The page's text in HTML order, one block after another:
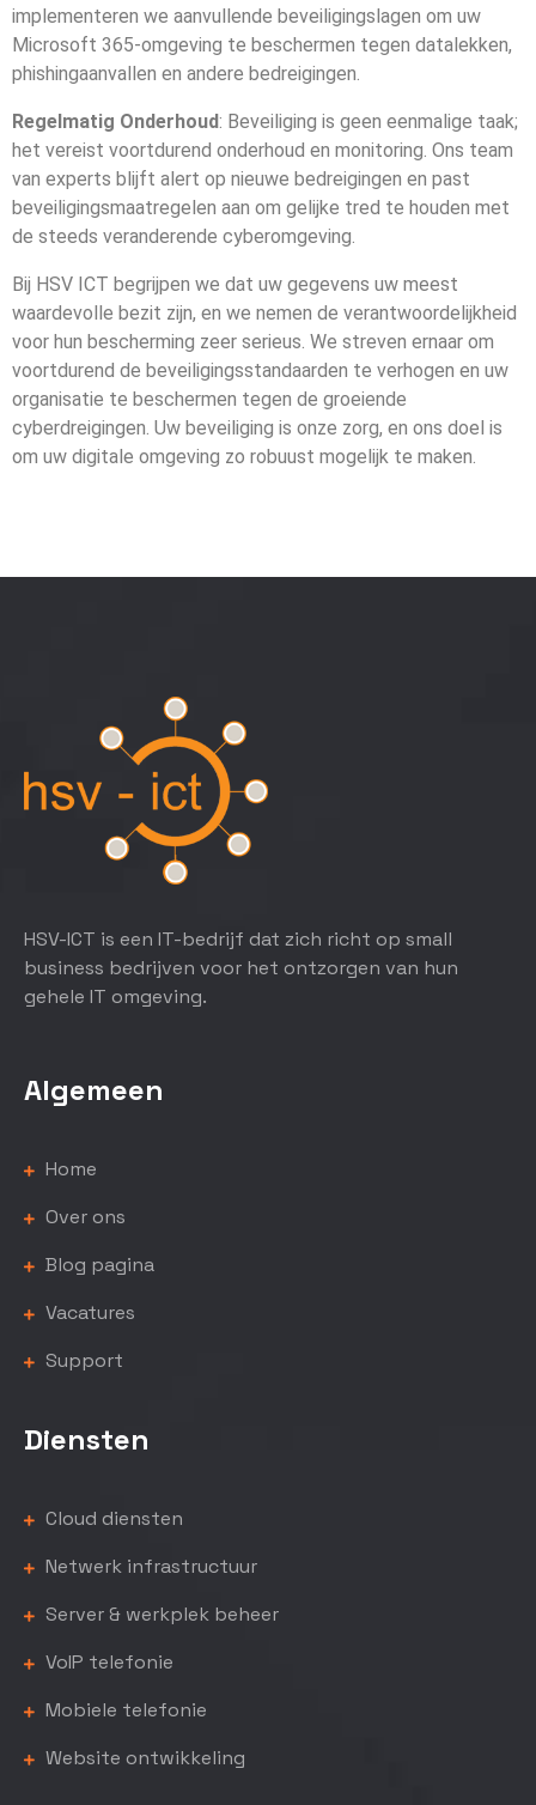
implementeren we aanvullende beveiligingslagen om uw
Microsoft 365-omgeving te beschermen tegen datalekken,
phishingaanvallen en andere bedreigingen.
Regelmatig Onderhoud: Beveiliging is geen eenmalige taak;
het vereist voortdurend onderhoud en monitoring. Ons team
van experts blijft alert op nieuwe bedreigingen en past
beveiligingsmaatregelen aan om gelijke tred te houden met
de steeds veranderende cyberomgeving.
Bij HSV ICT begrijpen we dat uw gegevens uw meest
waardevolle bezit zijn, en we nemen de verantwoordelijkheid
voor hun bescherming zeer serieus. We streven ernaar om
voortdurend de beveiligingsstandaarden te verhogen en uw
organisatie te beschermen tegen de groeiende
cyberdreigingen. Uw beveiliging is onze zorg, en ons doel is
om uw digitale omgeving zo robuust mogelijk te maken.
HSV-ICT is een IT-bedrijf dat zich richt op small
business bedrijven voor het ontzorgen van hun
gehele IT omgeving.
Algemeen
Home
Over ons
Blog pagina
Vacatures
Support
Diensten
Cloud diensten
Netwerk infrastructuur
Server & werkplek beheer
VoIP telefonie
Mobiele telefonie
Website ontwikkeling